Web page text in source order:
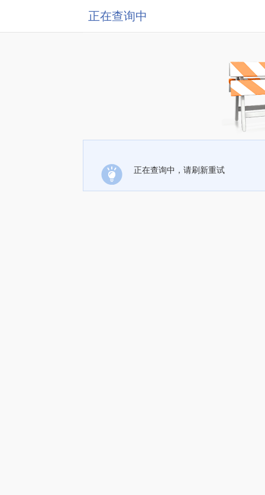
正在查询中
正在查询中，请刷新重试